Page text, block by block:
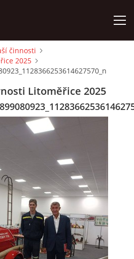
činnosti
2025
Litoměřice 2025